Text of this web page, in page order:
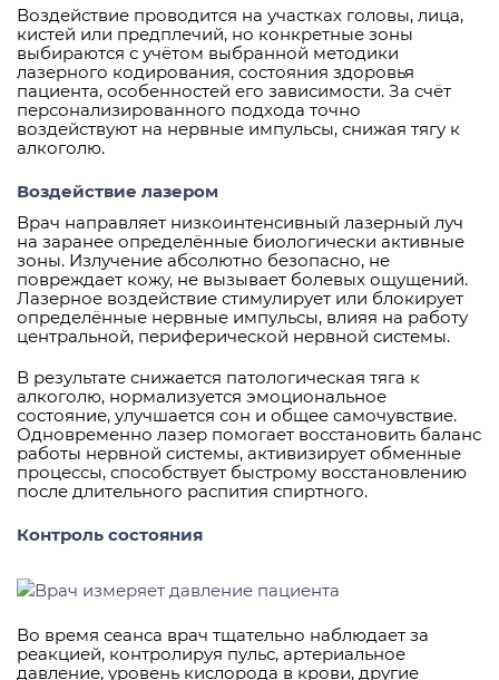
Воздействие проводится на участках головы, лица,
кистей или предплечий, но конкретные зоны
выбираются с учётом выбранной методики
лазерного кодирования, состояния здоровья
пациента, особенностей его зависимости. За счёт
персонализированного подхода точно
воздействуют на нервные импульсы, снижая тягу к
алкоголю.
Воздействие лазером
Врач направляет низкоинтенсивный лазерный луч
на заранее определённые биологически активные
зоны. Излучение абсолютно безопасно, не
повреждает кожу, не вызывает болевых ощущений.
Лазерное воздействие стимулирует или блокирует
определённые нервные импульсы, влияя на работу
центральной, периферической нервной системы.
В результате снижается патологическая тяга к
алкоголю, нормализуется эмоциональное
состояние, улучшается сон и общее самочувствие.
Одновременно лазер помогает восстановить баланс
работы нервной системы, активизирует обменные
процессы, способствует быстрому восстановлению
после длительного распития спиртного.
Контроль состояния
Во время сеанса врач тщательно наблюдает за
реакцией, контролируя пульс, артериальное
давление, уровень кислорода в крови, другие